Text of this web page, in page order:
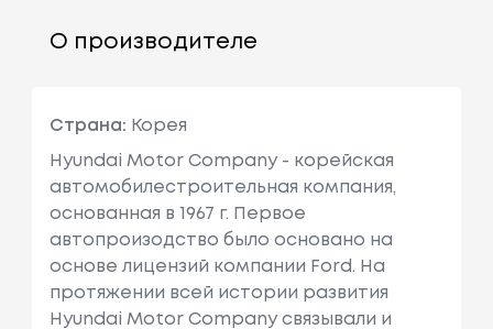
О производителе
Страна: Корея
Hyundai Motor Company - корейская
автомобилестроительная компания,
основанная в 1967 г. Первое
автопроизодство было основано на
основе лицензий компании Ford. На
протяжении всей истории развития
Hyundai Motor Company связывали и